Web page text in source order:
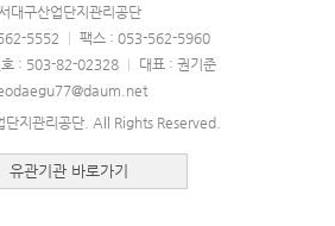
대구산업단지관리공단
5552
팩스 : 053-562-5960
호 : 503-82-02328
대표 : 권기준
단지관리공단. All Rights Reserved.
유관기관 바로가기